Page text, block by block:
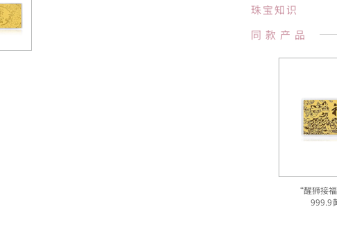
珠宝知识
同款产品
“醒狮接
999.9